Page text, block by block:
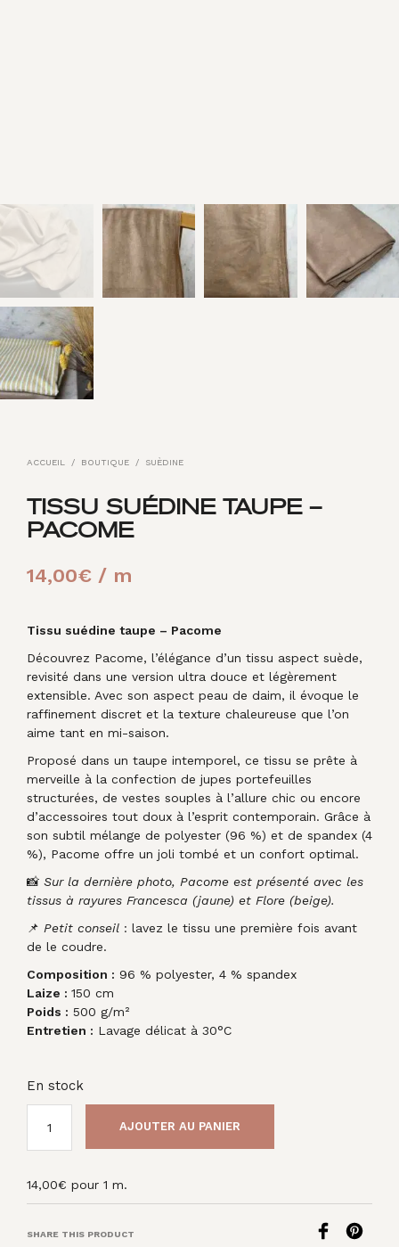
ACCUEIL / BOUTIQUE / SUÈDINE
TISSU SUÉDINE TAUPE –
PACOME
14,00€ / m
Tissu suédine taupe – Pacome
Découvrez Pacome, l’élégance d’un tissu aspect suède,
revisité dans une version ultra douce et légèrement
extensible. Avec son aspect peau de daim, il évoque le
raffinement discret et la texture chaleureuse que l’on
aime tant en mi-saison.
Proposé dans un taupe intemporel, ce tissu se prête à
merveille à la confection de jupes portefeuilles
structurées, de vestes souples à l’allure chic ou encore
d’accessoires tout doux à l’esprit contemporain. Grâce à
son subtil mélange de polyester (96 %) et de spandex (4
%), Pacome offre un joli tombé et un confort optimal.
📸 Sur la dernière photo, Pacome est présenté avec les
tissus à rayures Francesca (jaune) et Flore (beige).
📌 Petit conseil : lavez le tissu une première fois avant
de le coudre.
Composition : 96 % polyester, 4 % spandex
Laize : 150 cm
Poids : 500 g/m²
Entretien : Lavage délicat à 30°C
En stock
AJOUTER AU PANIER
14,00€ pour 1 m.
SHARE THIS PRODUCT